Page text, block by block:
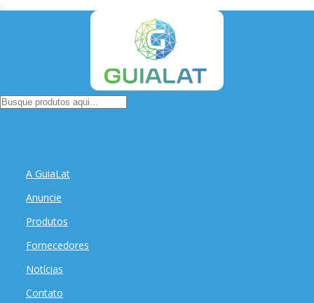
A GuiaLat
Anuncie
Produtos
Fornecedores
Notícias
Contato